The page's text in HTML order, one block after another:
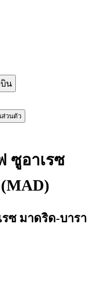
บิน
ส่วนตัว
ซูอาเรซ
ซ มาดริด-บารา